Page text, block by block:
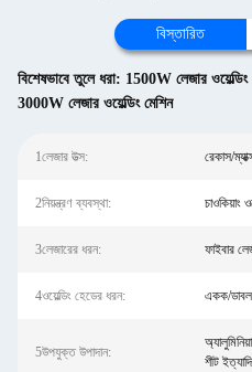
বিস্তারিত
বিশেষভাবে তুলে ধরা: 1500W লেজার ওয়েল্ডিং
3000W লেজার ওয়েল্ডিং মেশিন
1লেজার উত্স: রেকাস/
2নিয়ন্ত্রণ ব্যবস্থা: চাওকিয়াং
3লেজারের ধরন: ফাইবার
4ওয়েল্ডিং হেডের ধরন: একক/
5উপযুক্ত উপাদান:
শীট ইত্যাদি